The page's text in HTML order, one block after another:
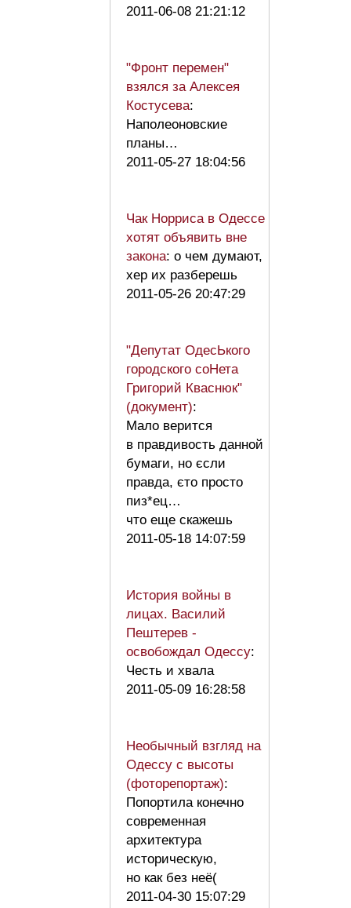
2011-06-08 21:21:12
"Фронт перемен"
взялся за Алексея
Костусева:
Наполеоновские
планы…
2011-05-27 18:04:56
Чак Норриса в Одессе
хотят объявить вне
закона: о чем думают,
хер их разберешь
2011-05-26 20:47:29
"Депутат ОдесЬкого
городского соНета
Григорий Кваснюк"
(документ):
Мало верится
в правдивость данной
бумаги, но єсли
правда, єто просто
пиз*ец…
что еще скажешь
2011-05-18 14:07:59
История войны в
лицах. Василий
Пештерев -
освобождал Одессу:
Честь и хвала
2011-05-09 16:28:58
Необычный взгляд на
Одессу с высоты
(фоторепортаж):
Попортила конечно
современная
архитектура
историческую,
но как без неё(
2011-04-30 15:07:29